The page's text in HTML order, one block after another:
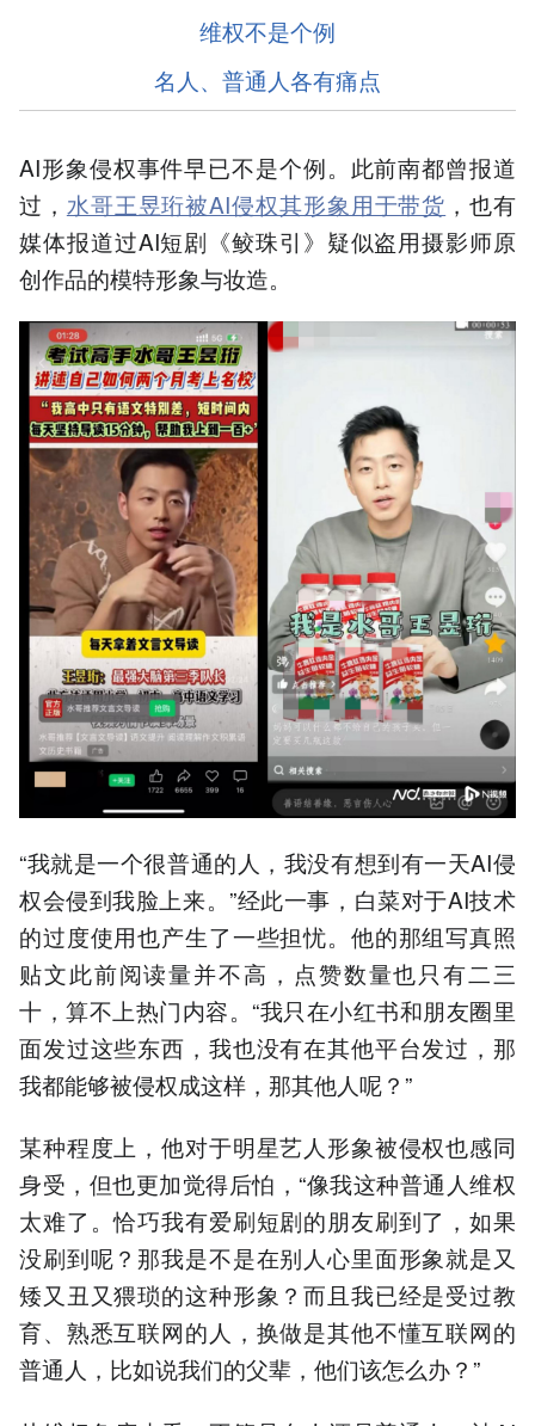
维权不是个例
名人、普通人各有痛点
AI形象侵权事件早已不是个例。此前南都曾报道
过， 水哥王昱珩被AI侵权其形象用于带货 ，也有
媒体报道过AI短剧《鲛珠引》疑似盗用摄影师原
创作品的模特形象与妆造。
“我就是一个很普通的人，我没有想到有一天AI侵
权会侵到我脸上来。”经此一事，白菜对于AI技术
的过度使用也产生了一些担忧。他的那组写真照
贴文此前阅读量并不高，点赞数量也只有二三
十，算不上热门内容。“我只在小红书和朋友圈里
面发过这些东西，我也没有在其他平台发过，那
我都能够被侵权成这样，那其他人呢？”
某种程度上，他对于明星艺人形象被侵权也感同
身受，但也更加觉得后怕，“像我这种普通人维权
太难了。恰巧我有爱刷短剧的朋友刷到了，如果
没刷到呢？那我是不是在别人心里面形象就是又
矮又丑又猥琐的这种形象？而且我已经是受过教
育、熟悉互联网的人，换做是其他不懂互联网的
普通人，比如说我们的父辈，他们该怎么办？”